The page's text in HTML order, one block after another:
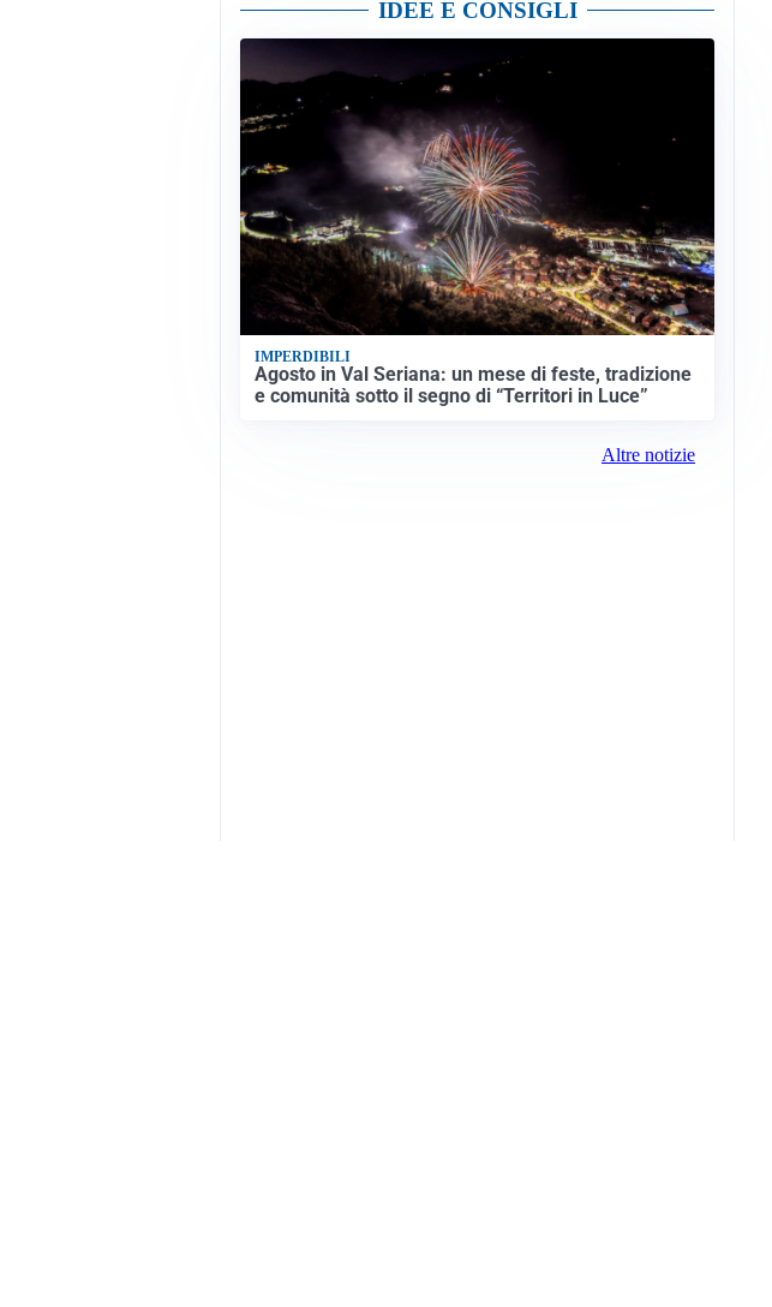
IDEE E CONSIGLI
IMPERDIBILI
Agosto in Val Seriana: un mese di feste, tradizione
e comunità sotto il segno di “Territori in Luce”
Altre notizie